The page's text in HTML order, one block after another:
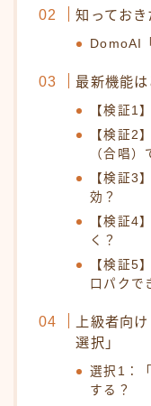
知ってお
DomoAI
最新機能
【検証1
【検証2
（合唱）
【検証3
効？
【検証4
く？
【検証5
口パクで
上級者向
選択」
選択1：
する？